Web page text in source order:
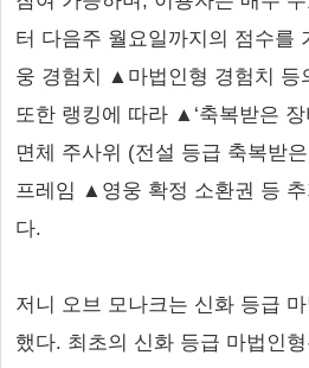
터 다음주 월요일까지의 점수
웅 경험치 ▲마법인형 경험치 등
또한 랭킹에 따라 ▲‘축복받은 장
면체 주사위 (전설 등급 축복받
프레임 ▲영웅 확정 소환권 등
다.
저니 오브 모나크는 신화 등급
했다. 최초의 신화 등급 마법인형